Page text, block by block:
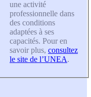
une activité
professionnelle dans
des conditions
adaptées à ses
capacités. Pour en
savoir plus, consultez
le site de l’UNEA.